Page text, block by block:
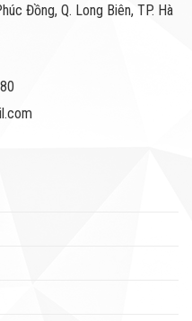
Đồng, Q. Long Biên, TP. Hà